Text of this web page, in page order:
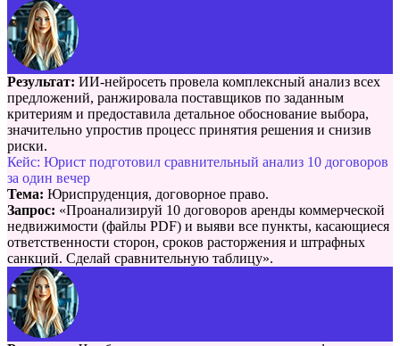
Результат: ИИ-нейросеть провела комплексный анализ всех
предложений, ранжировала поставщиков по заданным
критериям и предоставила детальное обоснование выбора,
значительно упростив процесс принятия решения и снизив
риски.
Кейс: Юрист подготовил сравнительный анализ 10 договоров
за один вечер
Тема: Юриспруденция, договорное право.
Запрос: «Проанализируй 10 договоров аренды коммерческой
недвижимости (файлы PDF) и выяви все пункты, касающиеся
ответственности сторон, сроков расторжения и штрафных
санкций. Сделай сравнительную таблицу».